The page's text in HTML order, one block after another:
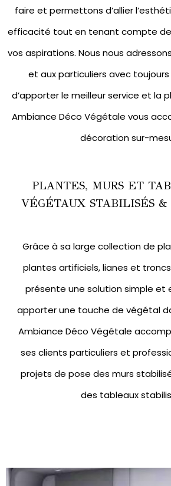
faire et permettons d’allier
efficacité tout en tenant compte
vos aspirations. Nous nous
et aux particuliers avec
d’apporter le meilleur service et la
Ambiance Déco Végétale vous
décoration sur-
PLANTES, MURS ET
VÉGÉTAUX STABILISÉS
Grâce à sa large collection de
plantes artificiels,lianes et
présente une solution simple et
apporter une touche de végétal
Ambiance Déco Végétale
ses clients particuliers et
projets de pose des murs
des tableaux